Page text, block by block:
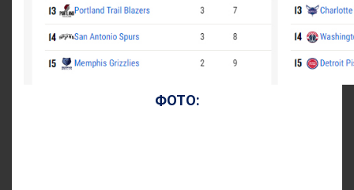
ФОТО: